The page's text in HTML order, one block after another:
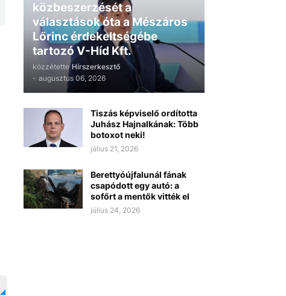
közbeszerzését a
választások óta a Mészáros
Lőrinc érdekeltségébe
tartozó V-Híd Kft.
közzétette Hírszerkesztő
- augusztus 06, 2026
Tiszás képviselő ordította
Juhász Hajnalkának: Több
botoxot neki!
július 21, 2026
Berettyóújfalunál fának
csapódott egy autó: a
sofőrt a mentők vitték el
július 24, 2026